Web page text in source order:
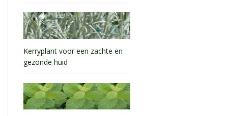
Kerryplant voor een zachte en
gezonde huid